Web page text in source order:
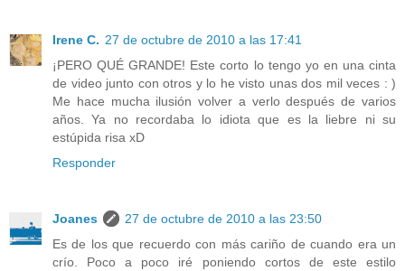
Irene C. 27 de octubre de 2010 a las 17:41
¡PERO QUÉ GRANDE! Este corto lo tengo yo en una cinta
de video junto con otros y lo he visto unas dos mil veces : )
Me hace mucha ilusión volver a verlo después de varios
años. Ya no recordaba lo idiota que es la liebre ni su
estúpida risa xD
Responder
Joanes
27 de octubre de 2010 a las 23:50
Es de los que recuerdo con más cariño de cuando era un
crío. Poco a poco iré poniendo cortos de este estilo